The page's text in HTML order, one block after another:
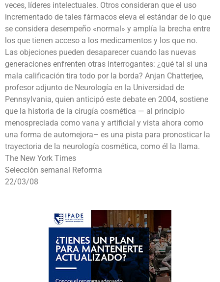
veces, líderes intelectuales. Otros consideran que el uso
incrementado de tales fármacos eleva el estándar de lo que
se considera desempeño «normal» y amplía la brecha entre
los que tienen acceso a los medicamentos y los que no.
Las objeciones pueden desaparecer cuando las nuevas
generaciones enfrenten otras interrogantes: ¿qué tal si una
mala calificación tira todo por la borda? Anjan Chatterjee,
profesor adjunto de Neurología en la Universidad de
Pennsylvania, quien anticipó este debate en 2004, sostiene
que la historia de la cirugía cosmética — al principio
menospreciada como vana y artificial y vista ahora como
una forma de automejora– es una pista para pronosticar la
trayectoria de la neurología cosmética, como él la llama.
The New York Times
Selección semanal Reforma
22/03/08